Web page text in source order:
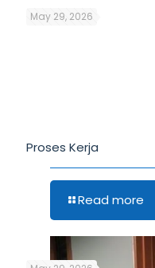
May 29, 2026
Proses Kerja
Read more